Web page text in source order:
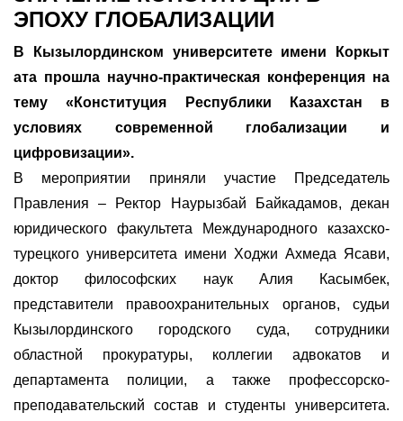
ЭПОХУ ГЛОБАЛИЗАЦИИ
В Кызылординском университете имени Коркыт
ата прошла научно-практическая конференция на
тему «Конституция Республики Казахстан в
условиях современной глобализации и
цифровизации».
В мероприятии приняли участие Председатель
Правления – Ректор Наурызбай Байкадамов, декан
юридического факультета Международного казахско-
турецкого университета имени Ходжи Ахмеда Ясави,
доктор философских наук Алия Касымбек,
представители правоохранительных органов, судьи
Кызылординского городского суда, сотрудники
областной прокуратуры, коллегии адвокатов и
департамента полиции, а также профессорско-
преподавательский состав и студенты университета.